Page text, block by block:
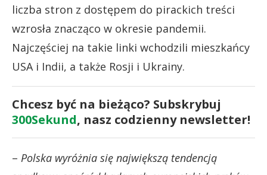
liczba stron z dostępem do pirackich treści
wzrosła znacząco w okresie pandemii.
Najczęściej na takie linki wchodzili mieszkańcy
USA i Indii, a także Rosji i Ukrainy.
Chcesz być na bieżąco? Subskrybuj
300Sekund, nasz codzienny newsletter!
– Polska wyróżnia się największą tendencją